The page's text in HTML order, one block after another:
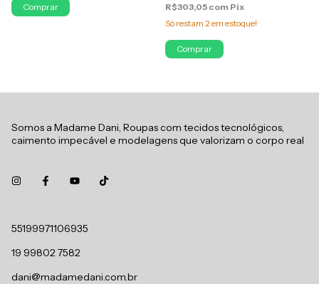
Comprar R$303,05 com Pix
Só restam 2 em estoque!
Comprar
Somos a Madame Dani, Roupas com tecidos tecnológicos,
caimento impecável e modelagens que valorizam o corpo real
55199971106935
19 99802 7582
dani@madamedani.com.br